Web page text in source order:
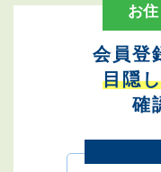
お
会員登
目隠
確